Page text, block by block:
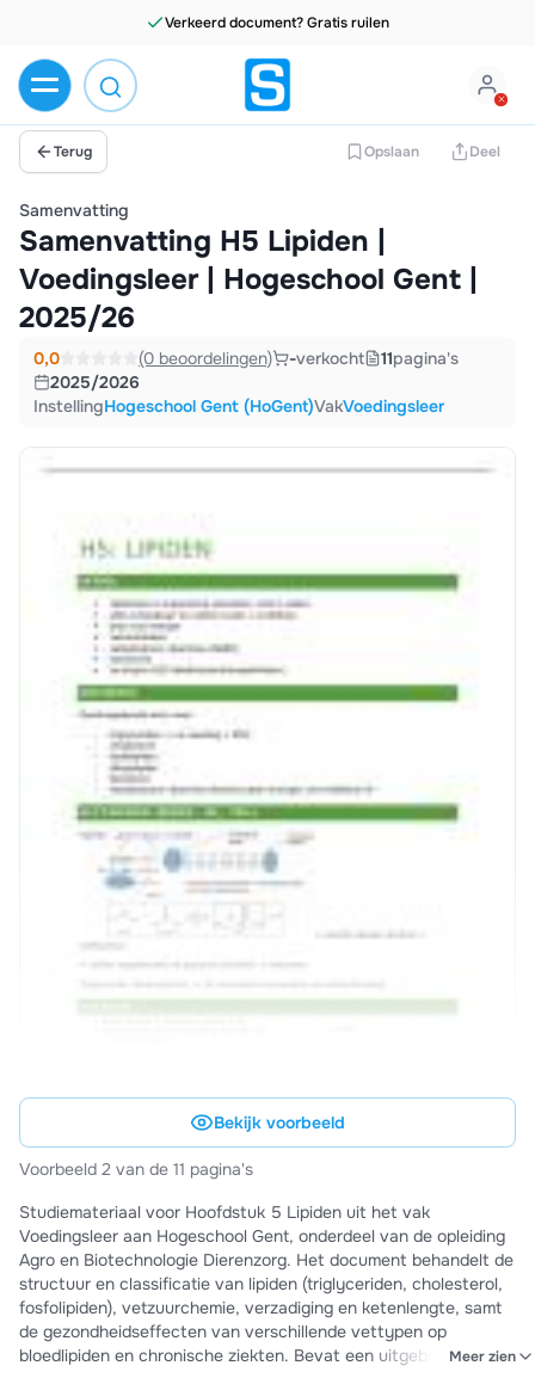
Verkeerd document? Gratis ruilen
Terug Opslaan Deel
Samenvatting
Samenvatting H5 Lipiden |
Voedingsleer | Hogeschool Gent |
2025/26
0,0 (0 beoordelingen) -verkocht 11pagina's
2025/2026
InstellingHogeschool Gent (HoGent)VakVoedingsleer
Bekijk voorbeeld
Voorbeeld 2 van de 11 pagina's
Studiemateriaal voor Hoofdstuk 5 Lipiden uit het vak
Voedingsleer aan Hogeschool Gent, onderdeel van de opleiding
Agro en Biotechnologie Dierenzorg. Het document behandelt de
structuur en classificatie van lipiden (triglyceriden, cholesterol,
fosfolipiden), vetzuurchemie, verzadiging en ketenlengte, samt
de gezondheidseffecten van verschillende vettypen op
bloedlipiden en chronische ziekten. Bevat een uitgebreidMeer zien